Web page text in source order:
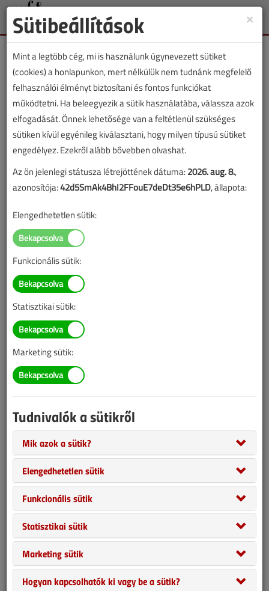
Toggle
VGF&HKL lapszámvásárlás
2025. január-februári lapszám vásárlása
A lapszám megvásárlásával korlátlan hozzáférést kap a
lapszámot. A sikeres online elektronikus fizetést követően
azonnal aktiválódik a hozzáférés a lapszámhoz. A
hozzáférése nem évül el.
A rendeléshez kérjük, lépjen be!
Illetve, ha még nem tette meg, kérjük, regisztráljon!
Tudnivalók az online lapszámvásárlásról
Van más mód ahhoz, hogy hozzáférjek egy lapszámhoz?
A megvásárolt lapszámot megkapom nyomtatott
formában is?
Meddig érvényes a hozzáférés a megvásárolt
lapszámhoz?
VGF&HKL előfizetés
×
Sütibeállítások
Mint a legtöbb cég, mi is használunk úgynevezett sütiket
(cookies) a honlapunkon, mert nélkülük nem tudnánk megfelelő
felhasználói élményt biztosítani és fontos funkciókat
működtetni. Ha beleegyezik a sütik használatába, válassza azok
elfogadását. Önnek lehetősége van a feltétlenül szükséges
sütiken kívül egyénileg kiválasztani, hogy milyen típusú sütiket
engedélyez. Ezekről alább bővebben olvashat.
Az ön jelenlegi státusza létrejöttének dátuma:2026. aug. 8.,
azonosítója:42d5SmAk4BhI2FFouE7deDt35e6hPLD, állapota:
Elengedhetetlen sütik:
Funkcionális sütik:
Statisztikai sütik:
Marketing sütik:
Tudnivalók a sütikről
Mik azok a sütik?
Elengedhetetlen sütik
Funkcionális sütik
Statisztikai sütik
Marketing sütik
Hogyan kapcsolhatók ki vagy be a sütik?